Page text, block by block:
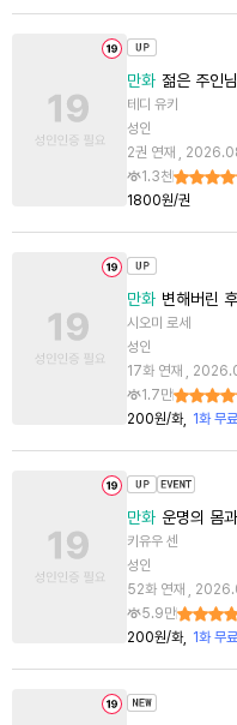
만화 젊은 주인
테디 유키
성인
2권 연재 ,
1.3천
1800원/권
만화 변해버린
시오미 로세
성인
17화 연재 ,
1.7만
200원/화
1화 무료
만화 운명의 몸
키유우 센
성인
52화 연재 ,
5.9만
200원/화
1화 무료